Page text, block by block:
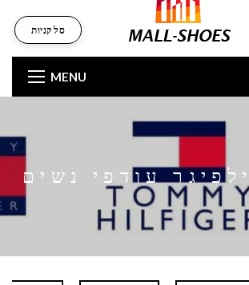
MENU
סל קניות
עודפי נשים